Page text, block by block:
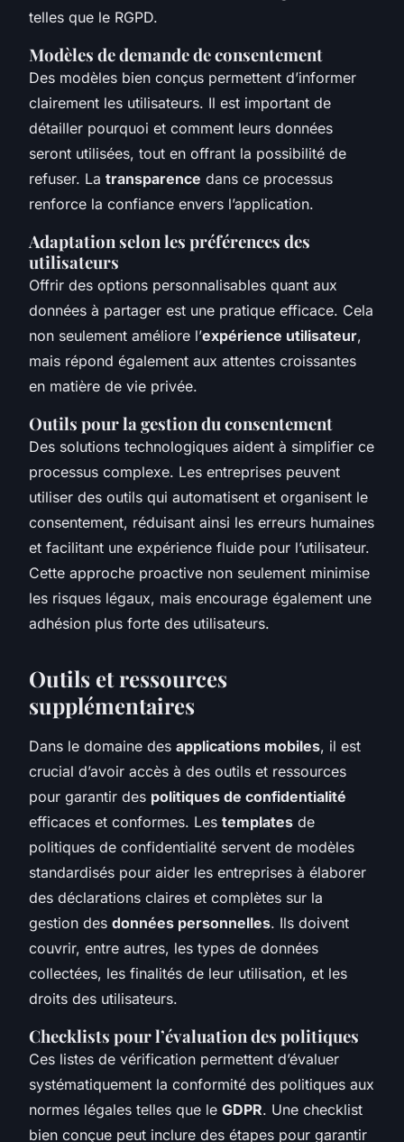
telles que le RGPD.
Modèles de demande de consentement
Des modèles bien conçus permettent d’informer
clairement les utilisateurs. Il est important de
détailler pourquoi et comment leurs données
seront utilisées, tout en offrant la possibilité de
refuser. La transparence dans ce processus
renforce la confiance envers l’application.
Adaptation selon les préférences des
utilisateurs
Offrir des options personnalisables quant aux
données à partager est une pratique efficace. Cela
non seulement améliore l’expérience utilisateur,
mais répond également aux attentes croissantes
en matière de vie privée.
Outils pour la gestion du consentement
Des solutions technologiques aident à simplifier ce
processus complexe. Les entreprises peuvent
utiliser des outils qui automatisent et organisent le
consentement, réduisant ainsi les erreurs humaines
et facilitant une expérience fluide pour l’utilisateur.
Cette approche proactive non seulement minimise
les risques légaux, mais encourage également une
adhésion plus forte des utilisateurs.
Outils et ressources
supplémentaires
Dans le domaine des applications mobiles, il est
crucial d’avoir accès à des outils et ressources
pour garantir des politiques de confidentialité
efficaces et conformes. Les templates de
politiques de confidentialité servent de modèles
standardisés pour aider les entreprises à élaborer
des déclarations claires et complètes sur la
gestion des données personnelles. Ils doivent
couvrir, entre autres, les types de données
collectées, les finalités de leur utilisation, et les
droits des utilisateurs.
Checklists pour l’évaluation des politiques
Ces listes de vérification permettent d’évaluer
systématiquement la conformité des politiques aux
normes légales telles que le GDPR. Une checklist
bien conçue peut inclure des étapes pour garantir